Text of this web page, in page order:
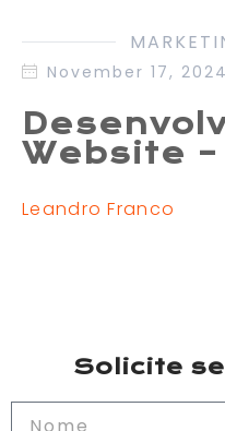
November 17, 2024
Website
Leandro Franco
Solicite